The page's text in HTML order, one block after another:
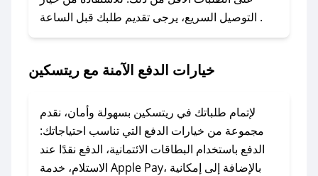
1. انسخ كود الخصم من تطبيق صحصح.
2. الصقه في خانة الدفع عند التسوق من ريتسكين.
### ماذا أفعل إذا لم يعمل كود الخصم؟
الرسائل الخاصة على تويتر أو البريد الإلكتروني،
وسنقوم بحل المشكلة في أسرع وقت ممكن.
### ماذا أفعل إذا لم أجد كود خصم لمتجري
التوصيل السريع، يرجى تقديم طلبك قبل الساعة .
خيارات الدفع الآمنة مع ريتسكين
لإتمام طلباتك في ريتسكين بسهولة وأمان، نقدم
مجموعة من خيارات الدفع التي تناسب احتياجاتك:
الدفع باستخدام البطاقات الائتمانية، الدفع نقدًا عند
الاستلام، خدمة Apple Pay، بالإضافة إلى إمكانية